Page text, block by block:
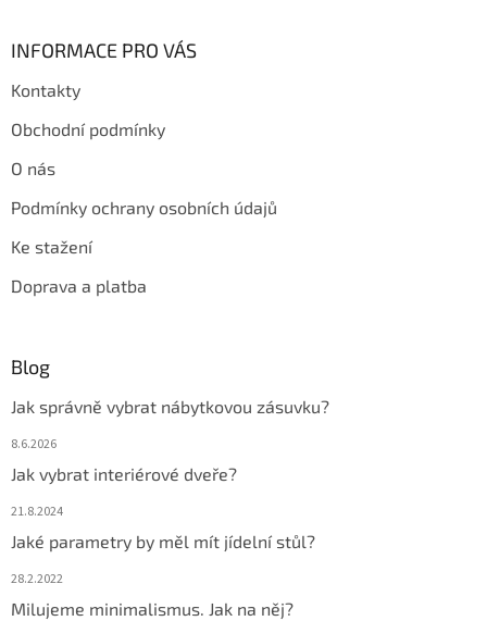
INFORMACE PRO VÁS
Kontakty
Obchodní podmínky
O nás
Podmínky ochrany osobních údajů
Ke stažení
Doprava a platba
Blog
Jak správně vybrat nábytkovou zásuvku?
8.6.2026
Jak vybrat interiérové dveře?
21.8.2024
Jaké parametry by měl mít jídelní stůl?
28.2.2022
Milujeme minimalismus. Jak na něj?